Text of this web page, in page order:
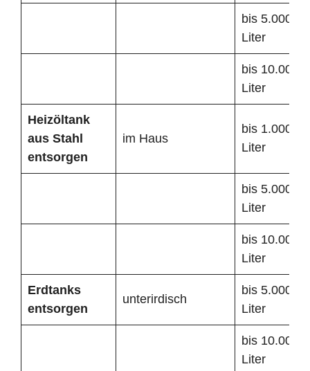
bis 5.000
Liter
bis 10.000
Liter
Heizöltank
aus Stahl
entsorgen
im Haus
bis 1.000
Liter
bis 5.000
Liter
bis 10.000
Liter
Erdtanks
entsorgen
unterirdisch
bis 5.000
Liter
bis 10.000
Liter